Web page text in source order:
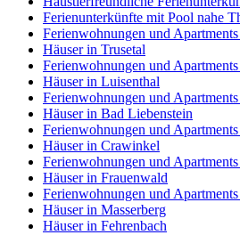
Ferienunterkünfte mit Pool nahe
Ferienwohnungen und
Häuser in Trusetal
Ferienwohnungen und
Häuser in Luisenthal
Ferienwohnungen und
Häuser in Bad Liebenstein
Ferienwohnungen und
Häuser in Crawinkel
Ferienwohnungen und
Häuser in Frauenwald
Ferienwohnungen und
Häuser in Masserberg
Häuser in Fehrenbach